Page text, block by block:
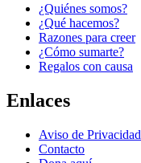
¿Quiénes somos?
¿Qué hacemos?
Razones para creer
¿Cómo sumarte?
Regalos con causa
Enlaces
Aviso de Privacidad
Contacto